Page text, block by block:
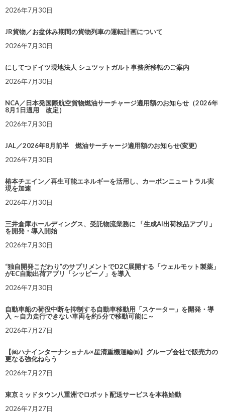
2026年7月30日
JR貨物／お盆休み期間の貨物列車の運転計画について
2026年7月30日
にしてつドイツ現地法人 シュツットガルト事務所移転のご案内
2026年7月30日
NCA／日本発国際航空貨物燃油サーチャージ適用額のお知らせ（2026年
8月1日適用 改定）
2026年7月30日
JAL／2026年8月前半 燃油サーチャージ適用額のお知らせ(変更)
2026年7月30日
椿本チエイン／再生可能エネルギーを活用し、カーボンニュートラル実
現を加速
2026年7月30日
三井倉庫ホールディングス、受託物流業務に 「生成AI出荷検品アプリ」
を開発・導入開始
2026年7月30日
“独自開発こだわり”のサプリメントでD2C展開する「ウェルモット製薬」
がEC自動出荷アプリ「シッピーノ」を導入
2026年7月30日
自動車船の荷役中断を抑制する自動車移動用「スケーター」を開発・導
入 ～自力走行できない車両を約5分で移動可能に～
2026年7月27日
【㈱ハナインターナショナル×星清重機運輸㈱】グループ会社で販売力の
更なる強化ねらう
2026年7月27日
東京ミッドタウン八重洲でロボット配送サービスを本格始動
2026年7月27日